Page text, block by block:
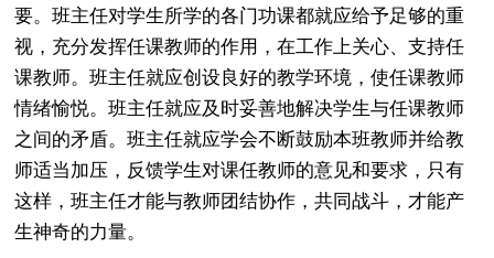
要。班主任对学生所学的各门功课都就应给予足够的重
视，充分发挥任课教师的作用，在工作上关心、支持任
课教师。班主任就应创设良好的教学环境，使任课教师
情绪愉悦。班主任就应及时妥善地解决学生与任课教师
之间的矛盾。班主任就应学会不断鼓励本班教师并给教
师适当加压，反馈学生对课任教师的意见和要求，只有
这样，班主任才能与教师团结协作，共同战斗，才能产
生神奇的力量。